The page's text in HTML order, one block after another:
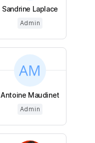
Sandrine Laplace
Admin
Antoine Maudinet
Admin